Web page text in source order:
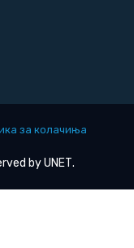
за колачиња
byUNET.